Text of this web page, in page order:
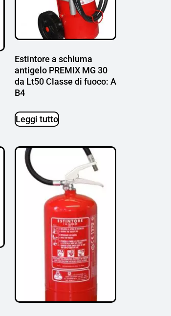
Estintore a schiuma
antigelo PREMIX MG 30
da Lt50 Classe di fuoco: A
B4
Leggi tutto